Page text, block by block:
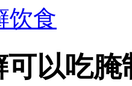
饮食
以吃腌